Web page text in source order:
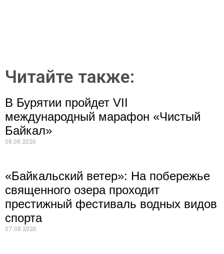
Читайте также:
В Бурятии пройдет VII
международный марафон «Чистый
Байкал»
08.08.2026
«Байкальский ветер»: На побережье
священного озера проходит
престижный фестиваль водных видов
спорта
07.08.2026